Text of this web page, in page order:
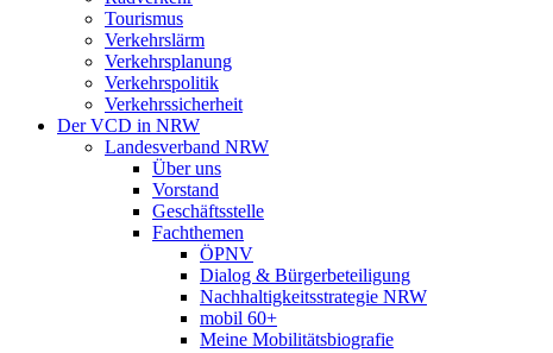
Tourismus
Verkehrslärm
Verkehrsplanung
Verkehrspolitik
Verkehrssicherheit
Der VCD in NRW
Landesverband NRW
Über uns
Vorstand
Geschäftsstelle
Fachthemen
ÖPNV
Dialog & Bürgerbeteiligung
Nachhaltigkeitsstrategie NRW
mobil 60+
Meine Mobilitätsbiografie